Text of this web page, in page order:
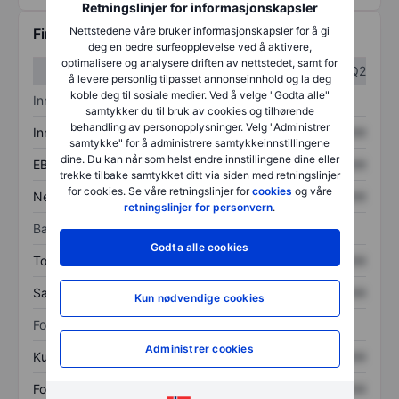
Retningslinjer for informasjonskapsler
Nettstedene våre bruker informasjonskapsler for å gi
deg en bedre surfeopplevelse ved å aktivere,
optimalisere og analysere driften av nettstedet, samt for
å levere personlig tilpasset annonseinnhold og la deg
koble deg til sosiale medier. Ved å velge "Godta alle"
samtykker du til bruk av cookies og tilhørende
behandling av personopplysninger. Velg "Administrer
samtykke" for å administrere samtykkeinnstillingene
dine. Du kan når som helst endre innstillingene dine eller
trekke tilbake samtykket ditt via siden med retningslinjer
for cookies. Se våre retningslinjer forcookies og våre
retningslinjer for personvern.
Godta alle cookies
Kun nødvendige cookies
Administrer cookies
Finansiell informasjon
Q1
Q2
Inntektsoversikt
Inntekter XXXXXXX XXXXXXX
EBITDA XXXXXXX XXXXXXX
Nettoinntekt XXXXXXX XXXXXXX
Balanse
Totale eiendeler XXXXXXX
Samlet gjeld XXXXXXX
Forholdstall
Kurs/salg XXXXXXX
Fortjeneste per aksje